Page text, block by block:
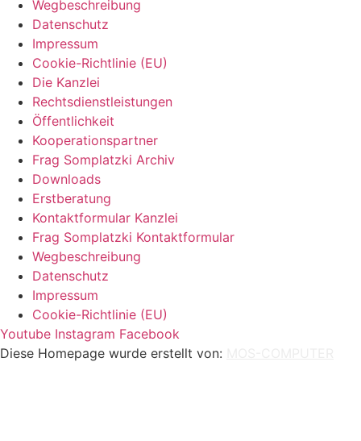
Wegbeschreibung
Datenschutz
Impressum
Cookie-Richtlinie (EU)
Die Kanzlei
Rechtsdienstleistungen
Öffentlichkeit
Kooperationspartner
Frag Somplatzki Archiv
Downloads
Erstberatung
Kontaktformular Kanzlei
Frag Somplatzki Kontaktformular
Wegbeschreibung
Datenschutz
Impressum
Cookie-Richtlinie (EU)
Youtube Instagram Facebook
Diese Homepage wurde erstellt von: